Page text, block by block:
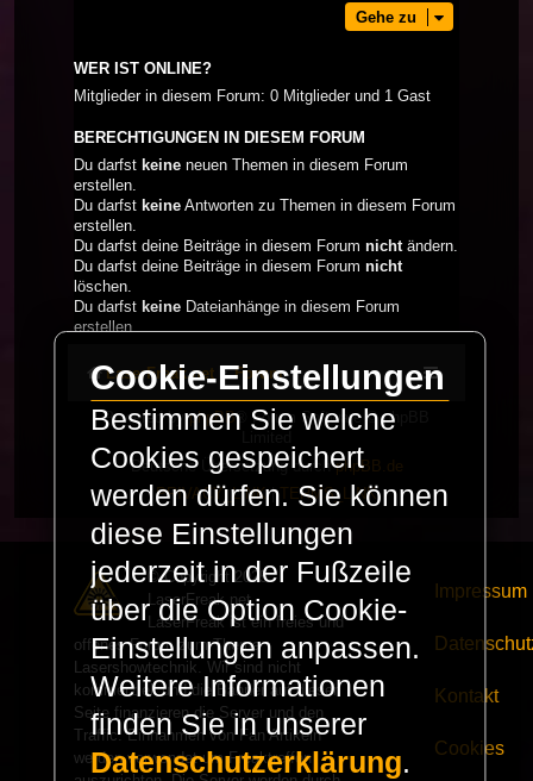
Gehe zu
WER IST ONLINE?
Mitglieder in diesem Forum: 0 Mitglieder und 1 Gast
BERECHTIGUNGEN IN DIESEM FORUM
Du darfst keine neuen Themen in diesem Forum
erstellen.
Du darfst keine Antworten zu Themen in diesem Forum
erstellen.
Du darfst deine Beiträge in diesem Forum nicht ändern.
Du darfst deine Beiträge in diesem Forum nicht
löschen.
Du darfst keine Dateianhänge in diesem Forum
erstellen.
LaserFreak.net Forum
Powered byphpBB® Forum Software © phpBB
Deutsche Übersetzung durchphpBB.de
PRIVACY_LINK|TERMS_LINK
© Copyright 2025 -
LaserFreak.net
LaserFreak ist ein freies und
offenes Forum zum Thema
Lasershowtechnik. Wir sind nicht
kommerziell und die Banner auf dieser
Seite finanzieren die Server und den
Traffic. Einnahmen von Fan Artikeln
werden verwendet um Freaktreffen
Impressum
Kontakt
Cookies
Cookie-Einstellungen
Bestimmen Sie welche
Cookies gespeichert
werden dürfen. Sie können
diese Einstellungen
jederzeit in der Fußzeile
über die Option Cookie-
Einstellungen anpassen.
Weitere Informationen
finden Sie in unserer
Datenschutzerklärung.